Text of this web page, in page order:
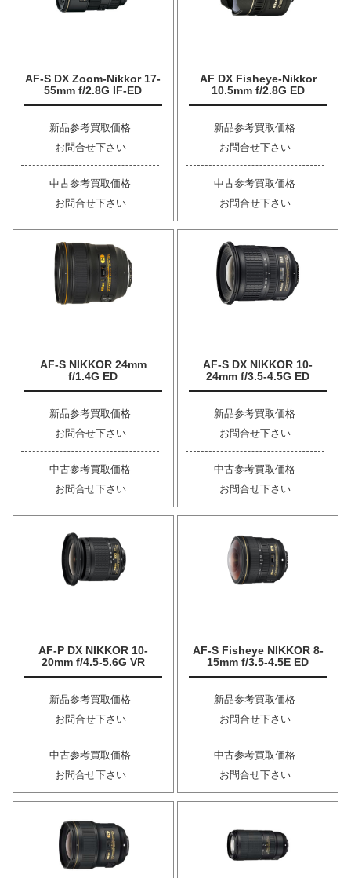
AF-S DX Zoom-Nikkor 17-
55mm f/2.8G IF-ED
新品参考買取価格
お問合せ下さい
中古参考買取価格
お問合せ下さい
AF DX Fisheye-Nikkor
10.5mm f/2.8G ED
新品参考買取価格
お問合せ下さい
中古参考買取価格
お問合せ下さい
AF-S NIKKOR 24mm
f/1.4G ED
新品参考買取価格
お問合せ下さい
中古参考買取価格
お問合せ下さい
AF-S DX NIKKOR 10-
24mm f/3.5-4.5G ED
新品参考買取価格
お問合せ下さい
中古参考買取価格
お問合せ下さい
AF-P DX NIKKOR 10-
20mm f/4.5-5.6G VR
新品参考買取価格
お問合せ下さい
中古参考買取価格
お問合せ下さい
AF-S Fisheye NIKKOR 8-
15mm f/3.5-4.5E ED
新品参考買取価格
お問合せ下さい
中古参考買取価格
お問合せ下さい